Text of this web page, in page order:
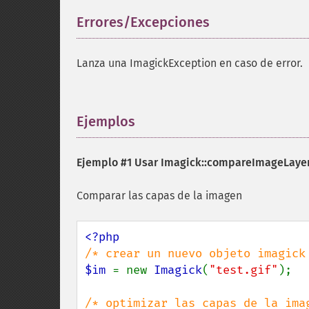
Errores/Excepciones
Lanza una ImagickException en caso de error.
Ejemplos
Ejemplo #1 Usar
Comparar las capas de la imagen
$im = new Imagick( "test.gif" );